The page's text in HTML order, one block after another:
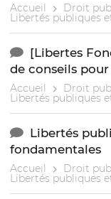
Accueil Droit
Libertés publiques
[Libertes
de conseils pour
Accueil Droit
Libertés publiques
Libertés
fondamentales
Accueil Droit
Libertés publiques